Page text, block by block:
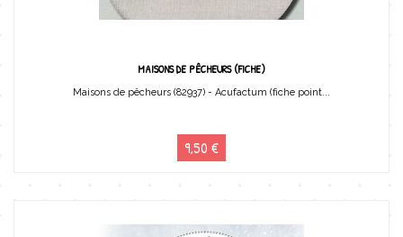
MAISONS DE PÊCHEURS (FICHE)
Maisons de pêcheurs (82937) - Acufactum (fiche point...
9,50 €